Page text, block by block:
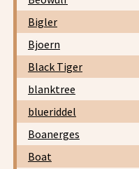
Bigler
Bjoern
Black Tiger
blanktree
blueriddel
Boanerges
Boat